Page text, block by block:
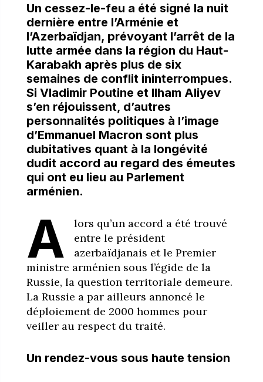
Un cessez-le-feu a été signé la nuit
dernière entre l’Arménie et
l’Azerbaïdjan, prévoyant l’arrêt de la
lutte armée dans la région du Haut-
Karabakh après plus de six
semaines de conflit ininterrompues.
Si Vladimir Poutine et Ilham Aliyev
s’en réjouissent, d’autres
personnalités politiques à l’image
d’Emmanuel Macron sont plus
dubitatives quant à la longévité
dudit accord au regard des émeutes
qui ont eu lieu au Parlement
arménien.
A
lors qu’un accord a été trouvé
entre le président
azerbaïdjanais et le Premier
ministre arménien sous l’égide de la
Russie, la question territoriale demeure.
La Russie a par ailleurs annoncé le
déploiement de 2000 hommes pour
veiller au respect du traité.
Un rendez-vous sous haute tension